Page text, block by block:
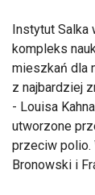
Instytut Salka
kompleks
mieszkań dla
z najbardziej
- Louisa
utworzone
przeciw polio.
Bronowski i